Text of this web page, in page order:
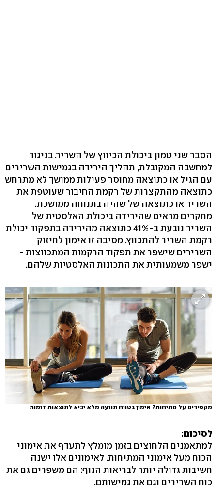
הסבר שני טמון ביכולת הכיווץ של השריר. בניגוד
למחשבה המקובלת, תהליך הירידה בגמישות השרירים
עם הגיל או כתוצאה מחוסר פעילות ממושך לא מתרחש
כתוצאה מהתקצרות של רקמת החיבור שעוטפת את
השריר או כתוצאה של שהיה בתנוחה ממושכת.
מחקרים מראים שהירידה ביכולת האלסטית של
השריר נובעת ב-41% כתוצאה מהירידה בתפקוד יכולת
רקמת השריר להתכווץ. מסיבה זו אימון לחיזוק
השרירים שישפר את תפקוד הרקמות המתכווצות -
ישפר משמעותית את התכונות האלסטיות שלהם.
מקפידים על מתיחות? אימון בטווח תנועה מלא יביא לתוצאות דומות
לסיכום:
למתאמנים הלחוצים בזמן מומלץ לתעדף את אימוני
הכוח מעל אימוני המתיחות. לאימונים אלו ישנה
חשיבות גדולה יותר לבריאות הגוף: הם משפרים גם את
כוח השרירים וגם את גמישותם.